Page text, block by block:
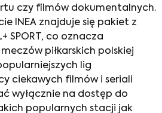
czy filmów dokumentalnych.
INEA znajduje się pakiet z
SPORT, co oznacza
piłkarskich polskiej
lig
ciekawych filmów i seriali
wyłącznie na dostęp do
popularnych stacji jak